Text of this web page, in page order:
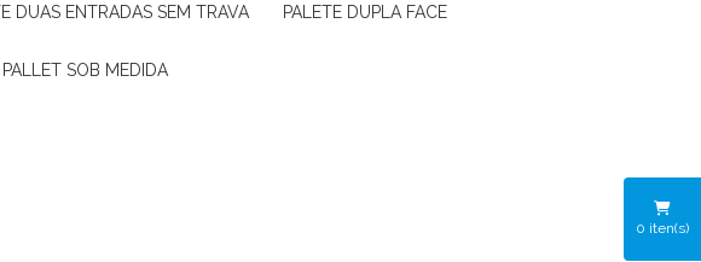
DUAS ENTRADAS SEM TRAVA PALETE DUPLA FACE
PALLET SOB MEDIDA
0 iten(s)